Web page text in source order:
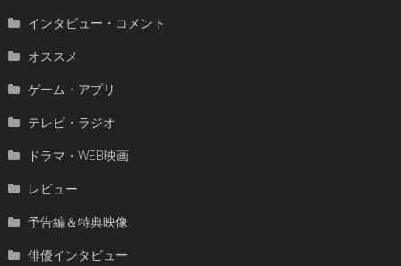
インタビュー・コメント
オススメ
ゲーム・アプリ
テレビ・ラジオ
ドラマ・WEB映画
レビュー
予告編＆特典映像
俳優インタビュー